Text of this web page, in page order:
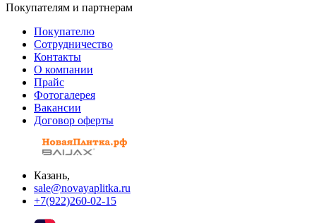
Покупателям и партнерам
Покупателю
Сотрудничество
Контакты
О компании
Прайс
Фотогалерея
Вакансии
Договор оферты
Казань,
sale@novayaplitka.ru
+7(922)260-02-15